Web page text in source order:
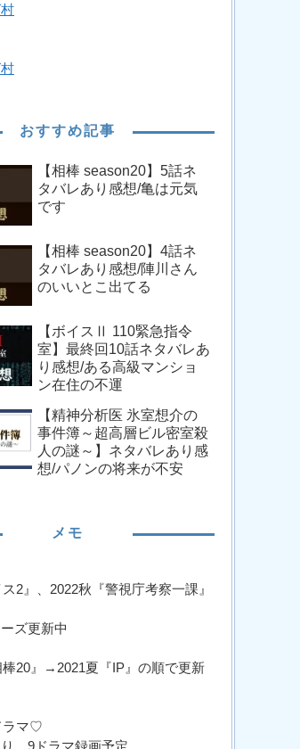
おすすめ記事
【相棒 season20】5話ネ
タバレあり感想/亀は元気
です
【相棒 season20】4話ネ
タバレあり感想/陣川さん
のいいとこ出てる
【ボイスⅡ 110緊急指令
室】最終回10話ネタバレあ
り感想/ある高級マンショ
ン在住の不運
【精神分析医 氷室想介の
事件簿～超高層ビル密室殺
人の謎～】ネタバレあり感
想/パノンの将来が不安
メモ
2』、2022秋『警視庁考察一課』
ズ更新中
棒20』→2021夏『IP』の順で更新
ラマ♡
、9ドラマ録画予定